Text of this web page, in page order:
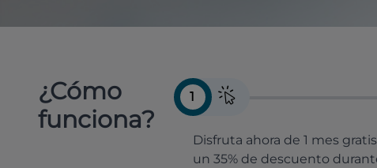
¿Cómo
funciona?
1
Disfruta ahora de 1 mes
un 35% de descuento